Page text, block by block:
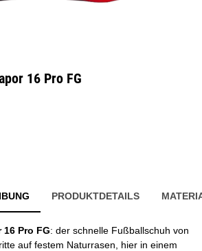
16 Pro FG
PRODUKTDETAILS
16 Pro FG: der schnelle Fußballschuh von
auf festem Naturrasen, hier in einem